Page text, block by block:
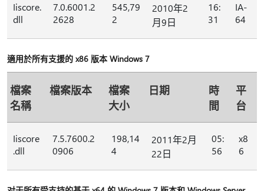
Iiscore.
dll
7.0.6001.2
2628
545,79
2
2010年2
月9日
16:
31
IA-
64
適用於所有支援的 x86 版本 Windows 7
檔案
名稱
檔案版本
檔案
大小
日期
時
間
平
台
Iiscore
.dll
7.5.7600.2
0906
198,14
4
2011年2月
22日
05:
56
x8
6